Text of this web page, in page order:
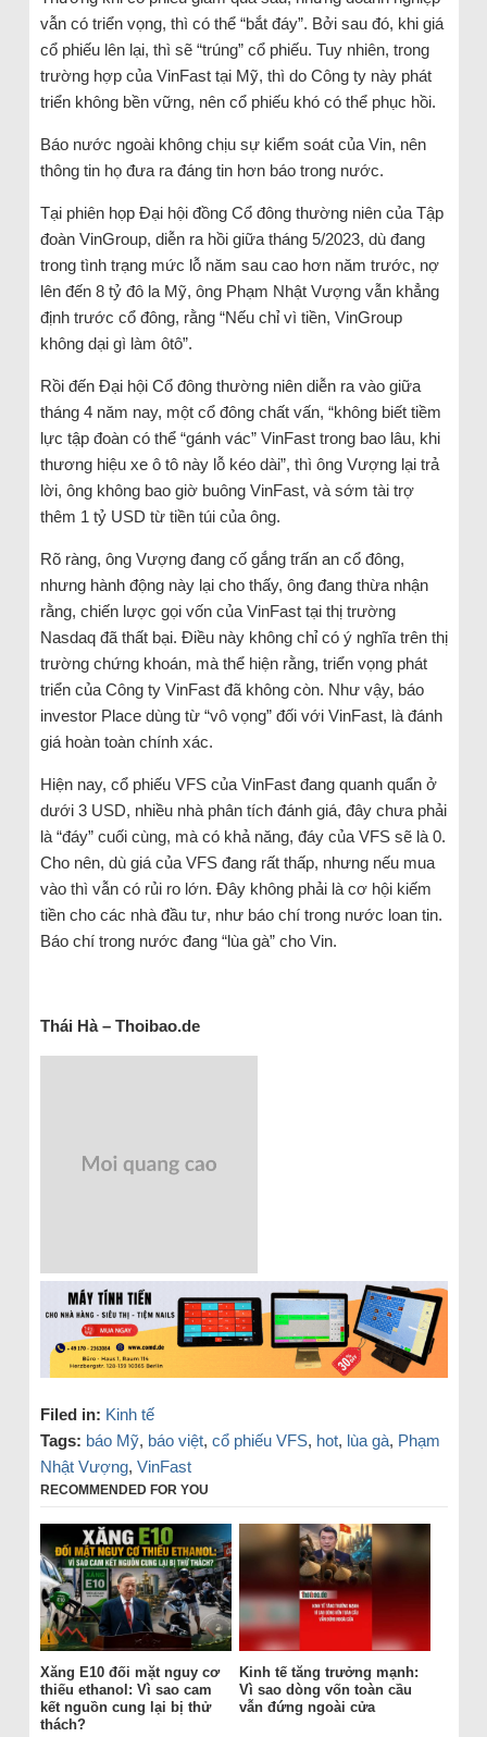
vẫn có triển vọng, thì có thể “bắt đáy”. Bởi sau đó, khi giá
cổ phiếu lên lại, thì sẽ “trúng” cổ phiếu. Tuy nhiên, trong
trường hợp của VinFast tại Mỹ, thì do Công ty này phát
triển không bền vững, nên cổ phiếu khó có thể phục hồi.
Báo nước ngoài không chịu sự kiểm soát của Vin, nên
thông tin họ đưa ra đáng tin hơn báo trong nước.
Tại phiên họp Đại hội đồng Cổ đông thường niên của Tập
đoàn VinGroup, diễn ra hồi giữa tháng 5/2023, dù đang
trong tình trạng mức lỗ năm sau cao hơn năm trước, nợ
lên đến 8 tỷ đô la Mỹ, ông Phạm Nhật Vượng vẫn khẳng
định trước cổ đông, rằng “Nếu chỉ vì tiền, VinGroup
không dại gì làm ôtô”.
Rồi đến Đại hội Cổ đông thường niên diễn ra vào giữa
tháng 4 năm nay, một cổ đông chất vấn, “không biết tiềm
lực tập đoàn có thể “gánh vác” VinFast trong bao lâu, khi
thương hiệu xe ô tô này lỗ kéo dài”, thì ông Vượng lại trả
lời, ông không bao giờ buông VinFast, và sớm tài trợ
thêm 1 tỷ USD từ tiền túi của ông.
Rõ ràng, ông Vượng đang cố gắng trấn an cổ đông,
nhưng hành động này lại cho thấy, ông đang thừa nhận
rằng, chiến lược gọi vốn của VinFast tại thị trường
Nasdaq đã thất bại. Điều này không chỉ có ý nghĩa trên thị
trường chứng khoán, mà thể hiện rằng, triển vọng phát
triển của Công ty VinFast đã không còn. Như vậy, báo
investor Place dùng từ “vô vọng” đối với VinFast, là đánh
giá hoàn toàn chính xác.
Hiện nay, cổ phiếu VFS của VinFast đang quanh quẩn ở
dưới 3 USD, nhiều nhà phân tích đánh giá, đây chưa phải
là “đáy” cuối cùng, mà có khả năng, đáy của VFS sẽ là 0.
Cho nên, dù giá của VFS đang rất thấp, nhưng nếu mua
vào thì vẫn có rủi ro lớn. Đây không phải là cơ hội kiếm
tiền cho các nhà đầu tư, như báo chí trong nước loan tin.
Báo chí trong nước đang “lùa gà” cho Vin.
Thái Hà – Thoibao.de
Filed in: Kinh tế
Tags: báo Mỹ, báo việt, cổ phiếu VFS, hot, lùa gà, Phạm
Nhật Vượng, VinFast
RECOMMENDED FOR YOU
Xăng E10 đối mặt nguy cơ
thiếu ethanol: Vì sao cam
kết nguồn cung lại bị thử
thách?
Kinh tế tăng trưởng mạnh:
Vì sao dòng vốn toàn cầu
vẫn đứng ngoài cửa